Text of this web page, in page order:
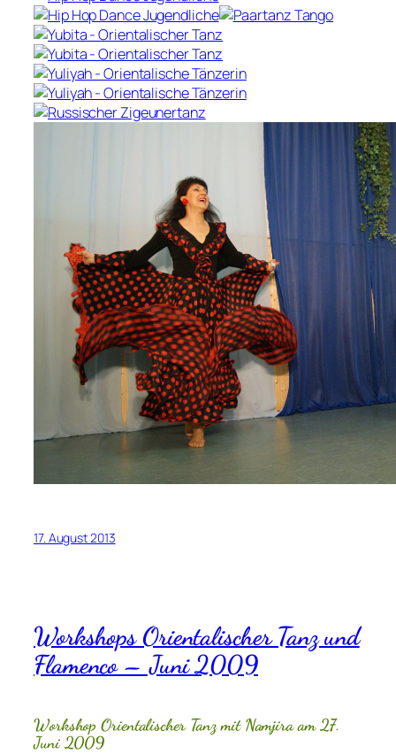
17. August 2013
Workshops Orientalischer Tanz und
Flamenco – Juni 2009
Workshop Orientalischer Tanz mit Namjira am 27.
Juni 2009